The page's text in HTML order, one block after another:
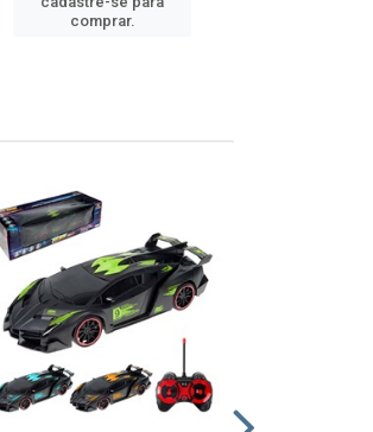
comprar.